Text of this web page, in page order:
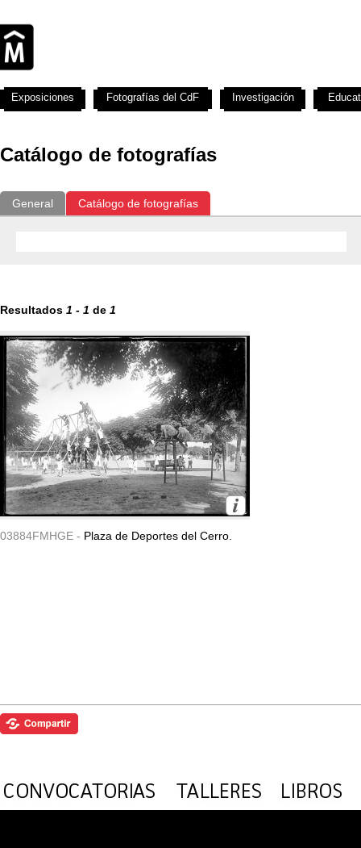
Catálogo de fotografías
General Catálogo de fotografías
Resultados 1 - 1 de 1
03884FMHGE - Plaza de Deportes del Cerro.
Exposiciones Fotografías del CdF Investigación